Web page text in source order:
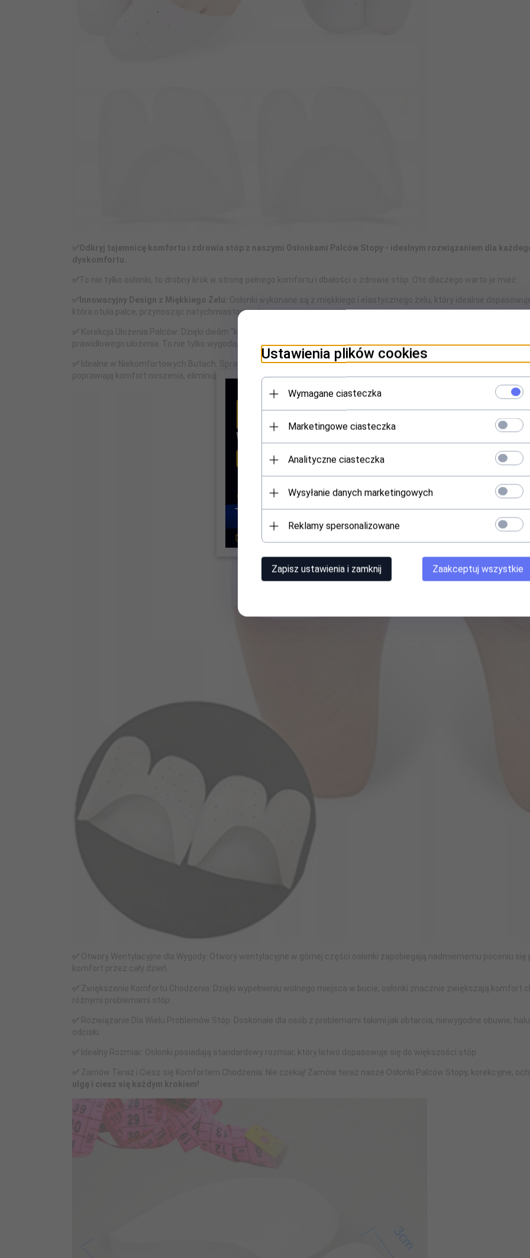
✅Odkryj tajemnicę komfortu i zdrowia stóp z naszymi Osłonkami Palców Stopy - idealnym rozwiązaniem dla
dyskomfortu.
To nie tylko osłonki, to drobny krok w stronę pełnego komfortu i dbałości o zdrowie stóp. Oto dlaczego warto je mieć:
✅Innowacyjny Design z Miękkiego Żelu: Osłonki wykonane są z miękkiego i elastycznego żelu, który idealnie
która otula palce, przynosząc natychmiastową ulgę.
Korekcja Ułożenia Palców: Dzięki dwóm "kieszeniom", jednej na duży palec i drugiej na pozostałe, osłonka pozwala
prawidłowego ułożenia. To nie tylko wygoda, to także profilaktyka dla zdrowia stóp.
Idealne w Niekomfortowych Butach: Sprawdzą się doskonale w zbyt ciasnych, niewygodnych butach, które
poprawiają komfort noszenia, eliminując problematyczne odciski.
Otwory Wentylacyjne dla Wygody: Otwory wentylacyjne w górnej części osłonki zapobiegają nadmiernemu poceniu
komfort przez cały dzień.
Zwiększenie Komfortu Chodzenia: Dzięki wypełnieniu wolnego miejsca w bucie, osłonki znacznie zwiększają
różnymi problemami stóp.
Rozwiązanie Dla Wielu Problemów Stóp: Doskonałe dla osób z problemami takimi jak obtarcia, niewygodne obuwie,
odciski.
Idealny Rozmiar: Osłonki posiadają standardowy rozmiar, który łatwo dopasowuje się do większości stóp.
Zamów Teraz i Ciesz się Komfortem Chodzenia: Nie czekaj! Zamów teraz nasze Osłonki Palców Stopy, korekcyjne,
ulgę i ciesz się każdym krokiem!
Ustawienia plików cookies
Wymagane ciasteczka
Marketingowe ciasteczka
Analityczne ciasteczka
Wysyłanie danych marketingowych
Reklamy spersonalizowane
Zapisz ustawienia i zamknij Zaakceptuj wszystkie